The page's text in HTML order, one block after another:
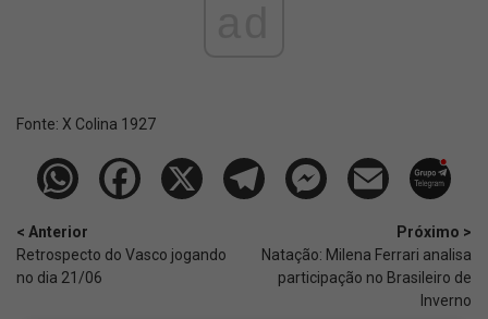
Fonte: X Colina 1927
< Anterior
Retrospecto do Vasco jogando
no dia 21/06
Próximo >
Natação: Milena Ferrari analisa
participação no Brasileiro de
Inverno